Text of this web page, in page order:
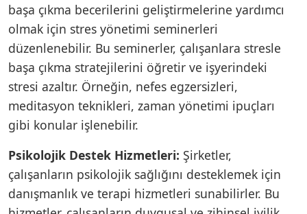
başa çıkma becerilerini geliştirmelerine yardımcı
olmak için stres yönetimi seminerleri
düzenlenebilir. Bu seminerler, çalışanlara stresle
başa çıkma stratejilerini öğretir ve işyerindeki
stresi azaltır. Örneğin, nefes egzersizleri,
meditasyon teknikleri, zaman yönetimi ipuçları
gibi konular işlenebilir.
Psikolojik Destek Hizmetleri: Şirketler,
çalışanların psikolojik sağlığını desteklemek için
danışmanlık ve terapi hizmetleri sunabilirler. Bu